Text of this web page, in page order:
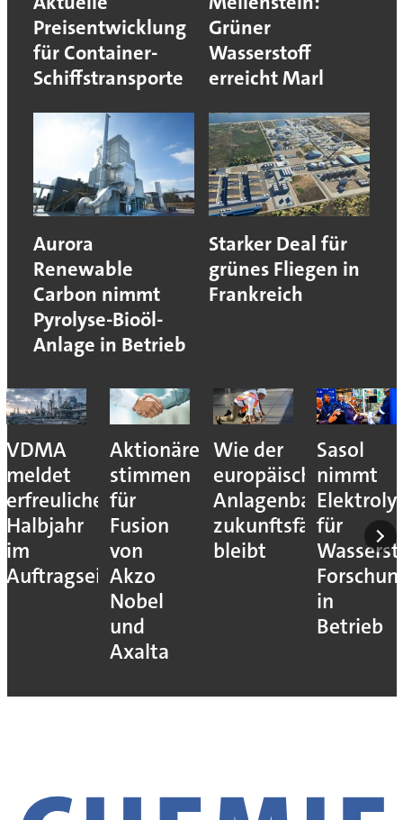
Preisentwicklung
für Container-
Schiffstransporte
Grüner
Wasserstoff
erreicht Marl
Aurora
Renewable
Carbon nimmt
Pyrolyse-Bioöl-
Anlage in Betrieb
Starker Deal für
grünes Fliegen in
Frankreich
VDMA
meldet
erfreuliches
Halbjahr
im
Auftragseingang
Aktionäre
stimmen
für
Fusion
von
Akzo
Nobel
und
Axalta
Wie der
europäische
Anlagenbau
zukunftsfähig
bleibt
Sasol
nimmt
für
in
Betrieb